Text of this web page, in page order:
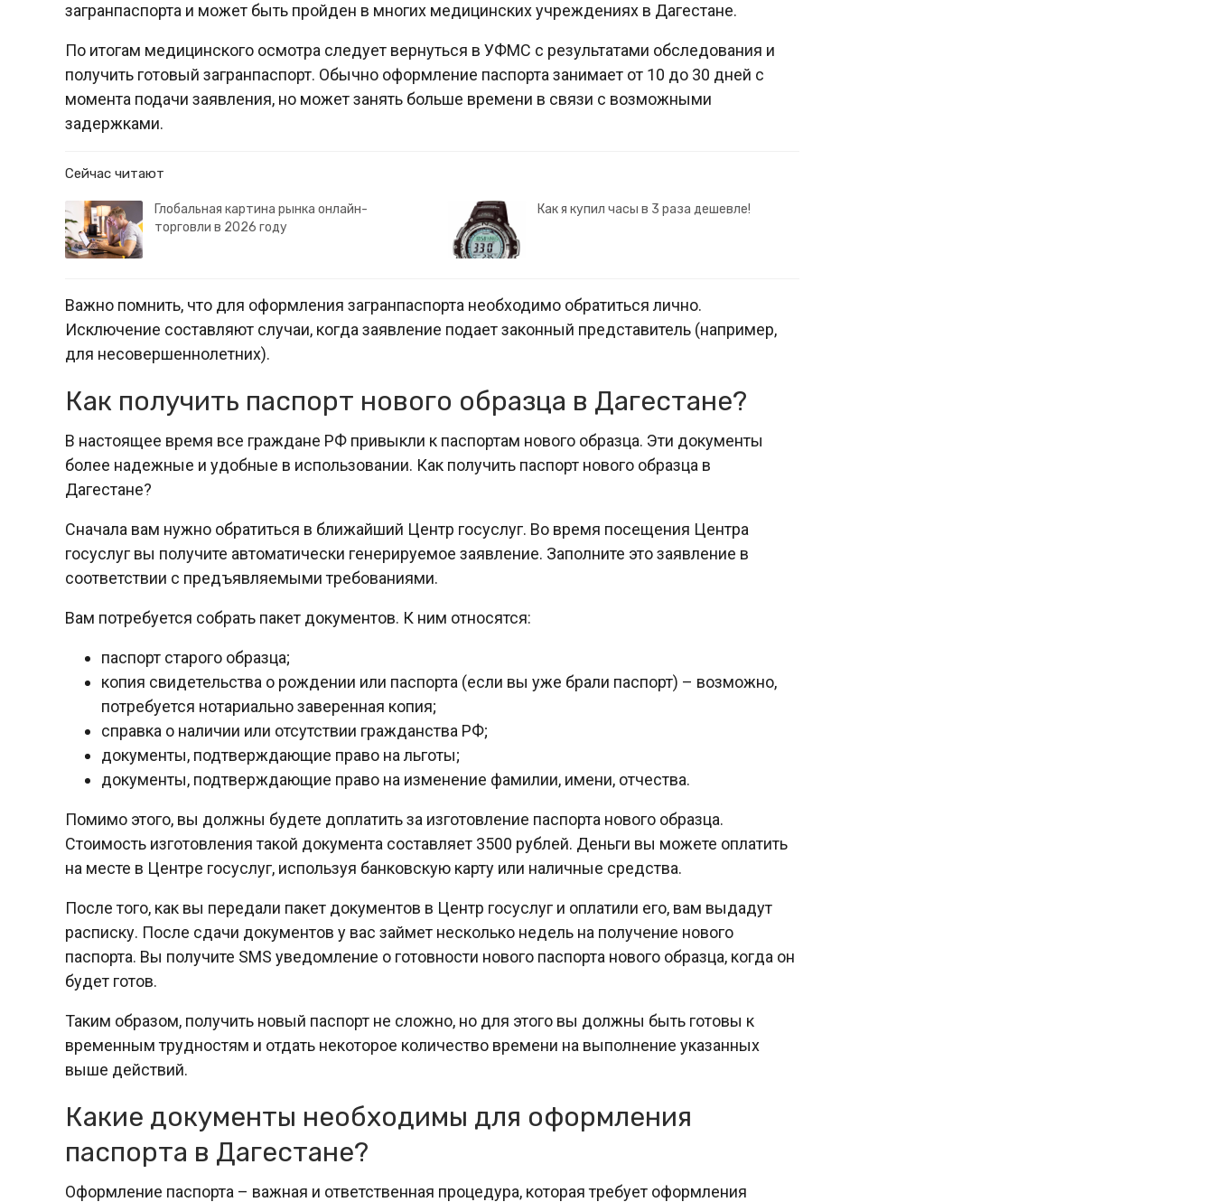
загранпаспорта и может быть пройден в многих медицинских учреждениях в Дагестане.
По итогам медицинского осмотра следует вернуться в УФМС с результатами обследования и
получить готовый загранпаспорт. Обычно оформление паспорта занимает от 10 до 30 дней с
момента подачи заявления, но может занять больше времени в связи с возможными
задержками.
Сейчас читают
Глобальная картина рынка онлайн-
торговли в 2026 году
Как я купил часы в 3 раза дешевле!
Важно помнить, что для оформления загранпаспорта необходимо обратиться лично.
Исключение составляют случаи, когда заявление подает законный представитель (например,
для несовершеннолетних).
Как получить паспорт нового образца в Дагестане?
В настоящее время все граждане РФ привыкли к паспортам нового образца. Эти документы
более надежные и удобные в использовании. Как получить паспорт нового образца в
Дагестане?
Сначала вам нужно обратиться в ближайший Центр госуслуг. Во время посещения Центра
госуслуг вы получите автоматически генерируемое заявление. Заполните это заявление в
соответствии с предъявляемыми требованиями.
Вам потребуется собрать пакет документов. К ним относятся:
паспорт старого образца;
копия свидетельства о рождении или паспорта (если вы уже брали паспорт) – возможно,
потребуется нотариально заверенная копия;
справка о наличии или отсутствии гражданства РФ;
документы, подтверждающие право на льготы;
документы, подтверждающие право на изменение фамилии, имени, отчества.
Помимо этого, вы должны будете доплатить за изготовление паспорта нового образца.
Стоимость изготовления такой документа составляет 3500 рублей. Деньги вы можете оплатить
на месте в Центре госуслуг, используя банковскую карту или наличные средства.
После того, как вы передали пакет документов в Центр госуслуг и оплатили его, вам выдадут
расписку. После сдачи документов у вас займет несколько недель на получение нового
паспорта. Вы получите SMS уведомление о готовности нового паспорта нового образца, когда он
будет готов.
Таким образом, получить новый паспорт не сложно, но для этого вы должны быть готовы к
временным трудностям и отдать некоторое количество времени на выполнение указанных
выше действий.
Какие документы необходимы для оформления
паспорта в Дагестане?
Оформление паспорта – важная и ответственная процедура, которая требует оформления